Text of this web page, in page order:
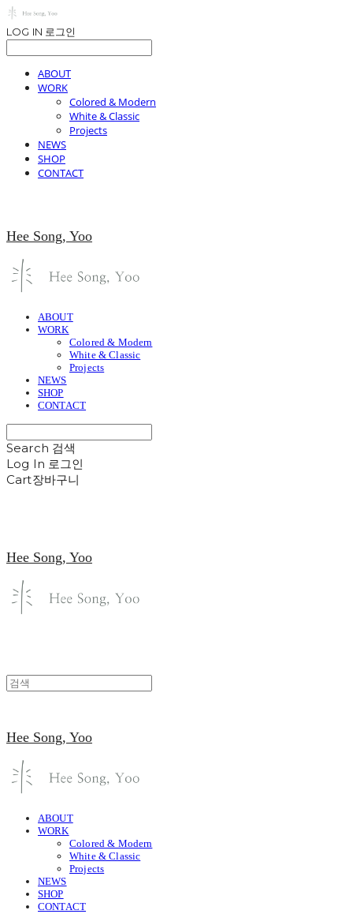
LOG IN 로그인
ABOUT
WORK
Colored & Modern
White & Classic
Projects
NEWS
SHOP
CONTACT
Hee Song, Yoo
ABOUT
WORK
Colored & Modern
White & Classic
Projects
NEWS
SHOP
CONTACT
Search 검색
Log In 로그인
Cart장바구니
Hee Song, Yoo
Hee Song, Yoo
ABOUT
WORK
Colored & Modern
White & Classic
Projects
NEWS
SHOP
CONTACT